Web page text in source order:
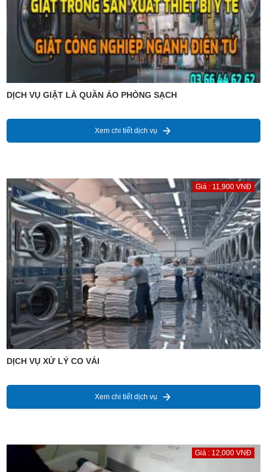
DỊCH VỤ GIẶT LÀ QUẦN ÁO PHÒNG SẠCH
Xem chi tiết dịch vụ
Giá : 11,900 VNĐ
DỊCH VỤ XỬ LÝ CO VẢI
Xem chi tiết dịch vụ
Giá : 12,000 VNĐ